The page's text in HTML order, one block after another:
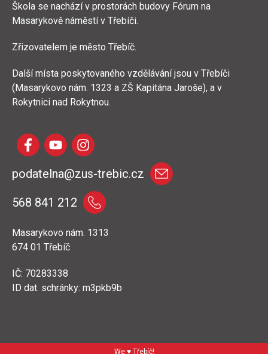
Škola se nachází v prostorách budovy Fórum na
Masarykově náměstí v Třebíči.
Zřizovatelem je město Třebíč.
Další místa poskytovaného vzdělávání jsou v Třebíči
(Masarykovo nám. 1323 a ZŠ Kapitána Jaroše), a v
Rokytnici nad Rokytnou.
podatelna@zus-trebic.cz
568 841 212
Masarykovo nám. 1313
674 01 Třebíč
IČ: 70283338
ID dat. schránky: m3pkb9b
We ♥ Třebíč!